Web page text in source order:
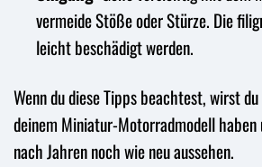
vermeide Stöße oder Stürze. Die
leicht beschädigt werden.
Wenn du diese Tipps beachtest, wirst
deinem Miniatur-Motorradmodell haben
nach Jahren noch wie neu aussehen.